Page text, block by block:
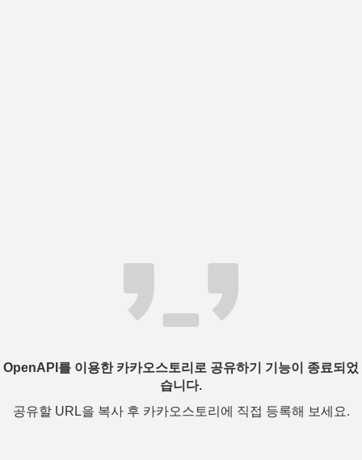
OpenAPI를 이용한 카카오스토리로 공유하기 기능이 종료되었
습니다.
공유할 URL을 복사 후 카카오스토리에 직접 등록해 보세요.